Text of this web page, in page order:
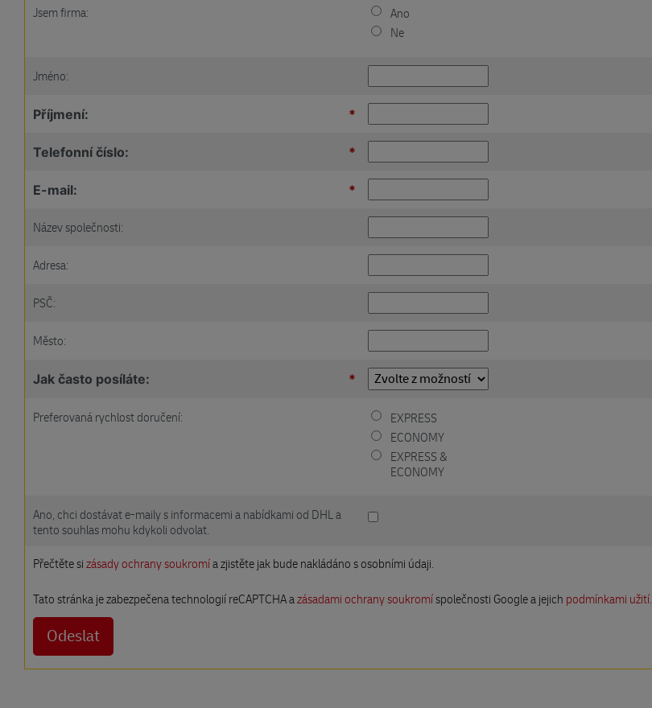
Jsem firma:
Ano
Ne
Jméno:
*
Příjmení:
*
Telefonní číslo:
*
E-mail:
Název společnosti:
Adresa:
PSČ:
Město:
*
Jak často posíláte:
Preferovaná rychlost doručení:
EXPRESS
ECONOMY
EXPRESS &
ECONOMY
Ano, chci dostávat e-maily s informacemi a nabídkami od DHL a
tento souhlas mohu kdykoli odvolat.
Přečtěte si zásady ochrany soukromía zjistěte jak bude nakládáno s osobními údaji.
Tato stránka je zabezpečena technologií reCAPTCHA azásadami ochrany soukromíspolečnosti Google a jejich podmínkami užití.
Odeslat